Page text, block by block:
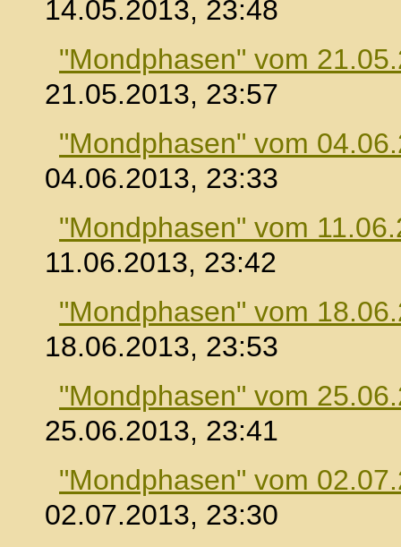
14.05.2013, 23:48
"Mondphasen" vom
21.05.2013, 23:57
"Mondphasen" vom
04.06.2013, 23:33
"Mondphasen" vom
11.06.2013, 23:42
"Mondphasen" vom
18.06.2013, 23:53
"Mondphasen" vom
25.06.2013, 23:41
"Mondphasen" vom
02.07.2013, 23:30